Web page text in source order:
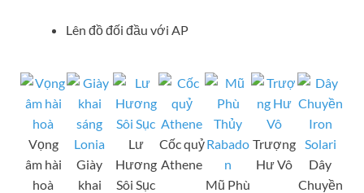
Lên đồ đối đầu với AP
Vọng
âm hài
hoà
Giày
khai
Lư
Hương
Sôi Sục
Cốc quỷ
Athene
Mũ Phù
Trượng
Hư Vô
Dây
Chuyền